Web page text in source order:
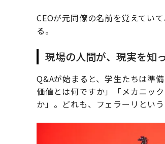
CEOが元同僚の名前を覚えてい
る。
現場の人間が、現実を知
Q&Aが始まると、学生たちは準
価値とは何ですか」「メカニッ
か」。どれも、フェラーリとい